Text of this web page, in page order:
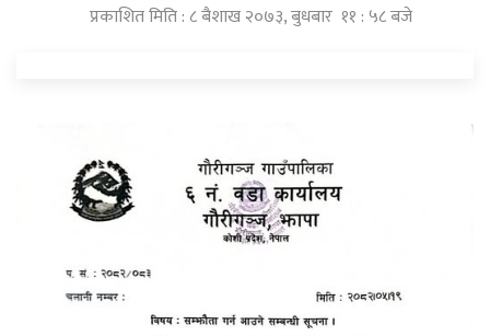
प्रकाशित मिति : ८ बैशाख २०७३, बुधबार ११ : ५८ बजे